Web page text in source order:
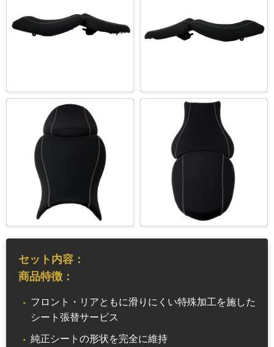
セット内容：
商品特徴：
フロント・リアともに滑りにくい特殊加工を施した
シート張替サービス
純正シートの形状を完全に維持